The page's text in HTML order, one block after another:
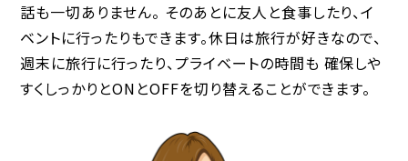
話も一切ありません。 そのあとに友人と食事したり、イ
ベントに行ったりもできます。休日は旅行が好きなので、
週末に旅行に行ったり、プライベートの時間も 確保しや
すくしっかりとONとOFFを切り替えることができます。